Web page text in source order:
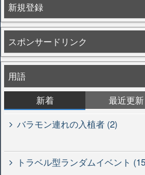
新規登録
スポンサードリンク
用語
新着
最近更新
バラモン連れの入植者 (2)
トラベル型ランダムイベント